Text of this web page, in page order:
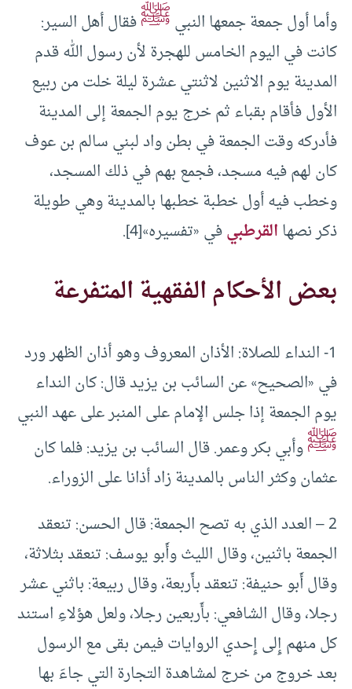
وأما أول جمعة جمعها النبيﷺفقال أهل السير:
كانت في اليوم الخامس للهجرة لأن رسول الله قدم
المدينة يوم الاثنين لاثنتي عشرة ليلة خلت من ربيع
الأول فأقام بقباء ثم خرج يوم الجمعة إلى المدينة
فأدركه وقت الجمعة في بطن واد لبني سالم بن عوف
كان لهم فيه مسجد، فجمع بهم في ذلك المسجد،
وخطب فيه أول خطبة خطبها بالمدينة وهي طويلة
ذكر نصهاالقرطبيفي «تفسيره»[4].
بعض الأحكام الفقهية المتفرعة
1- النداء للصلاة: الأذان المعروف وهو أذان الظهر ورد
في «الصحيح» عن السائب بن يزيد قال: كان النداء
يوم الجمعة إذا جلس الإمام على المنبر على عهد النبي
ﷺوأبي بكر وعمر. قال السائب بن يزيد: فلما كان
عثمان وكثر الناس بالمدينة زاد أذانا على الزوراء.
‌‌2 – العدد الذي به تصح الجمعة: قال الحسن: تنعقد
الجمعة باثنين، وقال الليث وأَبو يوسف: تنعقد بثلاثة،
وقال أَبو حنيفة: تنعقد بأَربعة، وقال ربيعة: باثني عشر
رجلا، وقال الشافعي: بأَربعين رجلا، ولعل هؤلاءِ استند
كل منهم إِلى إِحدي الروايات فيمن بقى مع الرسول
بعد خروج من خرج لمشاهدة التجارة التي جاءَ بها